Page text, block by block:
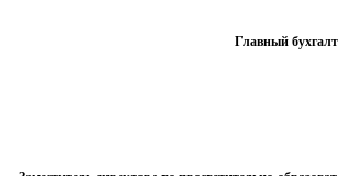
Главный